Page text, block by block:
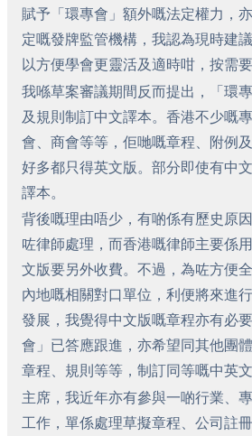
賦予「環專會」額外嘅法定權力，
定嘅發牌監管機構，我認為現時建
以方便學會更靈活及適時咁，按需要
我喺草案審議期間反而提出，「環
及規則制訂中文譯本。香港不少嘅
會、商會等等，佢哋嘅章程、附例
好多都只得英文版。部分即使有中
譯本。
背後嘅理由唔少，有啲係有歷史原
咗律師處理，而香港嘅律師主要係
文版要另外收費。不過，為咗方便
內地嘅相關對口單位，利便將來進
發展，我覺得中文版嘅章程亦有必
會」已答應跟進，亦希望同其他團
章程、規則等等，制訂同等嘅中英文
主席，我近年亦有參與一啲行業、
工作，單係處理草擬章程、公司註